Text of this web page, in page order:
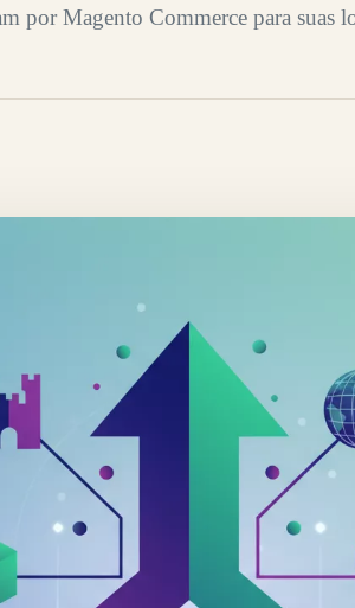
por Magento Commerce para suas